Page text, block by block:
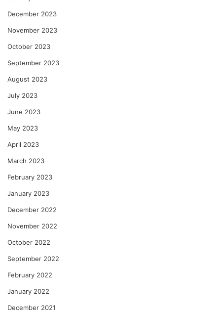
December 2023
November 2023
October 2023
September 2023
August 2023
July 2023
June 2023
May 2023
April 2023
March 2023
February 2023
January 2023
December 2022
November 2022
October 2022
September 2022
February 2022
January 2022
December 2021